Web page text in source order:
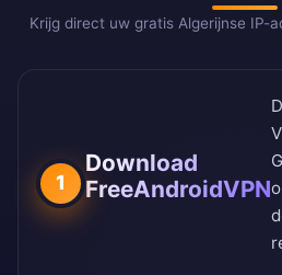
Krijg direct uw gratis Algerijnse IP-
1
Download
FreeAndroidVPN